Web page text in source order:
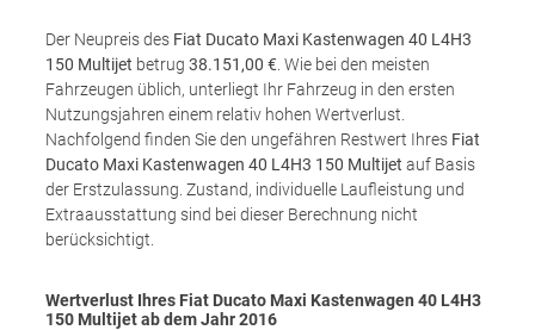
Der Neupreis des Fiat Ducato Maxi Kastenwagen 40 L4H3
150 Multijet betrug 38.151,00 € . Wie bei den meisten
Fahrzeugen üblich, unterliegt Ihr Fahrzeug in den ersten
Nutzungsjahren einem relativ hohen Wertverlust.
Nachfolgend finden Sie den ungefähren Restwert Ihres Fiat
Ducato Maxi Kastenwagen 40 L4H3 150 Multijet auf Basis
der Erstzulassung. Zustand, individuelle Laufleistung und
Extraausstattung sind bei dieser Berechnung nicht
berücksichtigt.
Wertverlust Ihres Fiat Ducato Maxi Kastenwagen 40 L4H3
150 Multijet ab dem Jahr2016